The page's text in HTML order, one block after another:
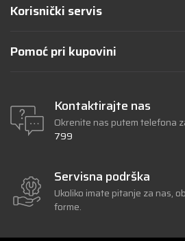
Korisnički servis
Pomoć pri kupovini
Kontaktirajte nas
Okrenite nas putem telefona
799
Servisna podrška
Ukoliko imate pitanje za nas,
forme.